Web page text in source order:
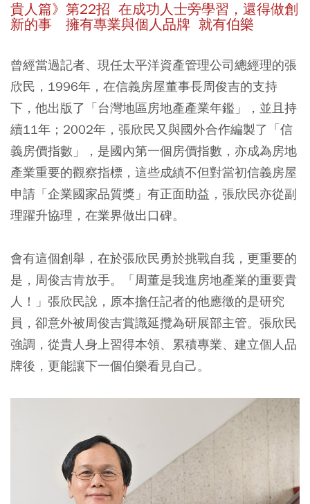
貴人篇》 第22招 在成功人士旁學習，還得做創
新的事 擁有專業與個人品牌 就有伯樂
曾經當過記者、現任太平洋資產管理公司總經理的張
欣民，1996年，在信義房屋董事長周俊吉的支持
下，他出版了「台灣地區房地產產業年鑑」，並且持
續11年；2002年，張欣民又與國外合作編製了「信
義房價指數」，是國內第一個房價指數，亦成為房地
產業重要的觀察指標，這些成績不但對當初信義房屋
申請「企業國家品質獎」有正面助益，張欣民亦從副
理躍升協理，在業界做出口碑。
會有這個創舉，在於張欣民勇於挑戰自我，更重要的
是，周俊吉肯放手。「周董是我進房地產業的重要貴
人！」張欣民說，原本擔任記者的他應徵的是研究
員，卻意外被周俊吉賞識延攬為研展部主管。張欣民
強調，從貴人身上習得本領、累積專業、建立個人品
牌後，更能讓下一個伯樂看見自己。